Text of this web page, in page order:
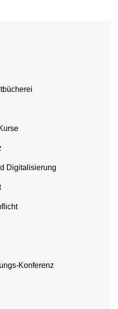
Digitalisierung
Konferenz